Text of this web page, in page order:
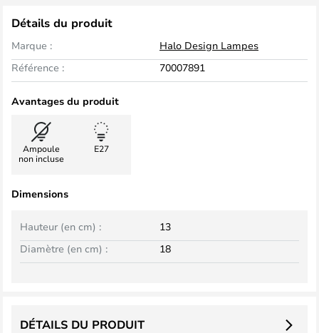
Détails du produit
Marque :
Halo Design Lampes
Référence :
70007891
Avantages du produit
Ampoule
non incluse
E27
Dimensions
Hauteur (en cm) :
13
Diamètre (en cm) :
18
DÉTAILS DU PRODUIT